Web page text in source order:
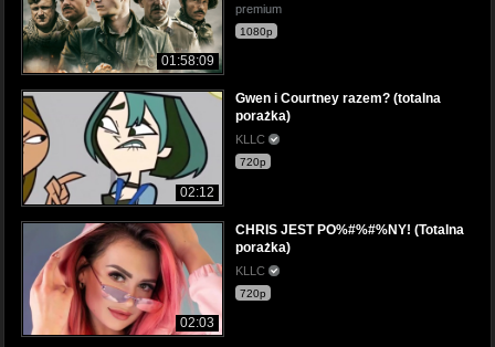
01:58:09
premium
1080p
02:12
Gwen i Courtney razem? (totalna
porażka)
KLLC
720p
02:03
CHRIS JEST PO%#%#%NY! (Totalna
porażka)
KLLC
720p